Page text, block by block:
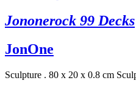
Jononerock 99 Decks
JonOne
Sculpture . 80 x 20 x 0.8 cm